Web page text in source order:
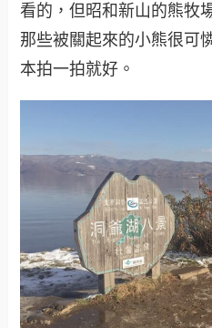
看的，但昭和新山的熊牧
那些被關起來的小熊很可
本拍一拍就好。